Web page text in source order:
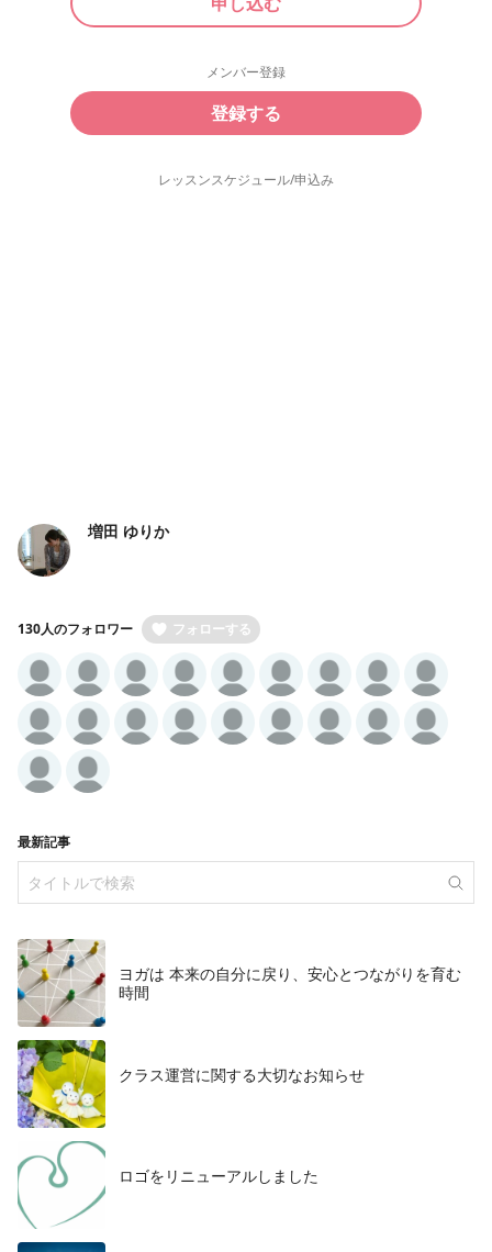
メンバー登録
登録する
レッスンスケジュール/申込み
増田 ゆりか
130人のフォロワー フォローする
最新記事
ヨガは 本来の自分に戻り、安心とつながりを育む
時間
クラス運営に関する大切なお知らせ
ロゴをリニューアルしました